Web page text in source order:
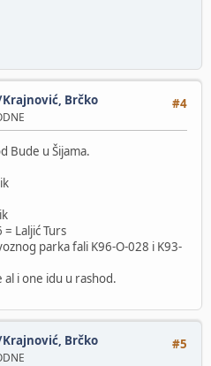
#4
Brčko
Bude u Šijama.
Laljić Turs
parka fali K96-O-028 i K93-
i one idu u rashod.
#5
Brčko